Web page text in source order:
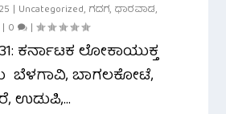
| Uncategorized, ಗದಗ, ಧಾರವಾಡ,
| 0 |
ಕರ್ನಾಟಕ ಲೋಕಾಯುಕ್ತ
ಬೆಳಗಾವಿ, ಬಾಗಲಕೋಟೆ,
ಉಡುಪಿ,...